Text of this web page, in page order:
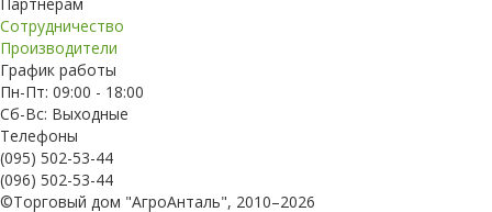
Сотрудничество
Производители
График работы
Пн-Пт: 09:00 - 18:00
Сб-Вс: Выходные
Телефоны
(095) 502-53-44
(096) 502-53-44
©Торговый дом "АгроАнталь", 2010–2026